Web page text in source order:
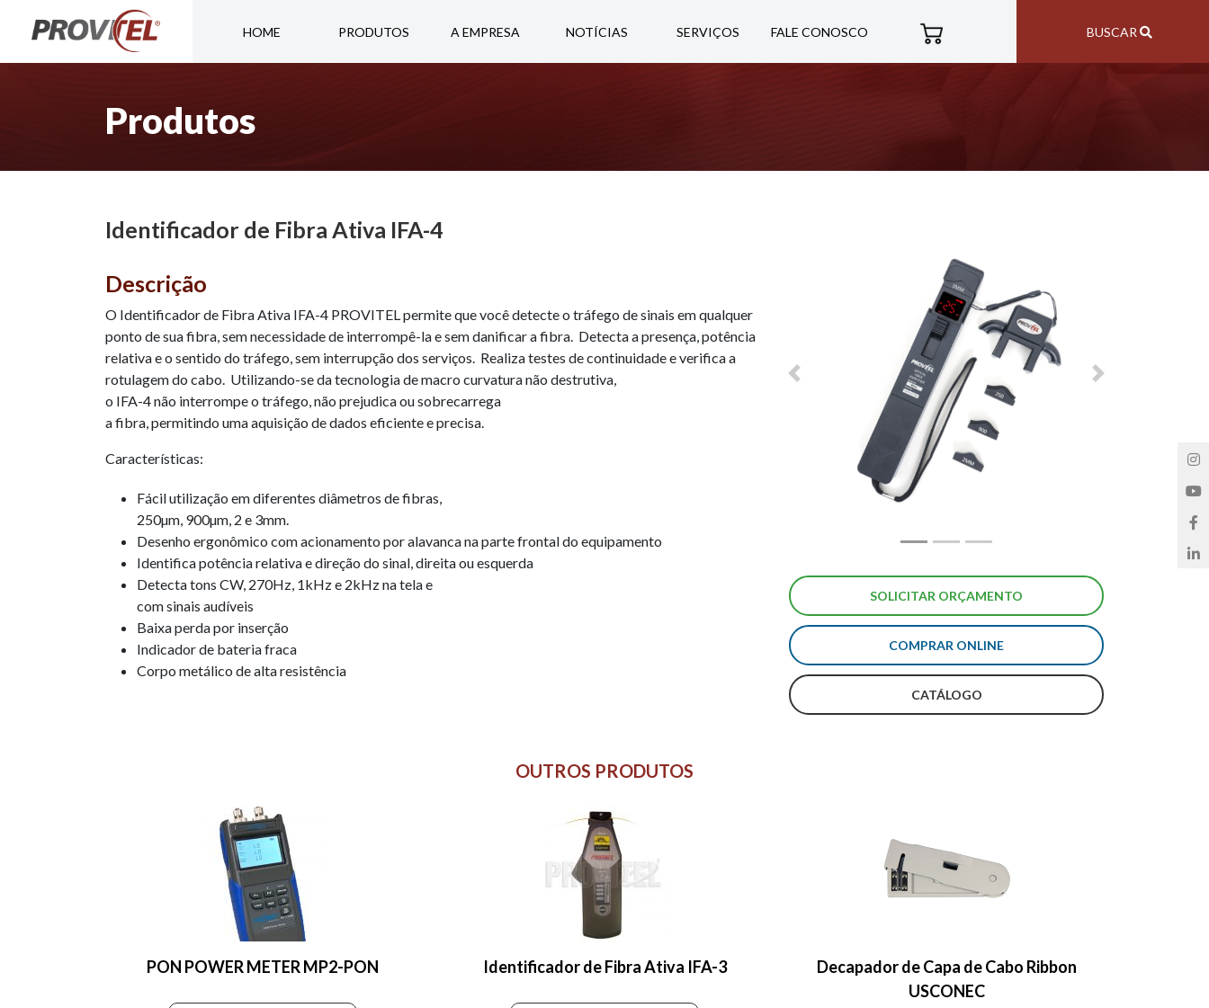
HOME PRODUTOS A EMPRESA NOTÍCIAS SERVIÇOS FALE CONOSCO BUSCAR
Produtos
Identificador de Fibra Ativa IFA-4
Descrição
O Identificador de Fibra Ativa IFA-4 PROVITEL permite que você detecte o tráfego de sinais em qualquer
ponto de sua fibra, sem necessidade de interrompê-la e sem danificar a fibra. Detecta a presença, potência
relativa e o sentido do tráfego, sem interrupção dos serviços. Realiza testes de continuidade e verifica a
rotulagem do cabo. Utilizando-se da tecnologia de macro curvatura não destrutiva,
o IFA-4 não interrompe o tráfego, não prejudica ou sobrecarrega
a fibra, permitindo uma aquisição de dados eficiente e precisa.
Características:
Fácil utilização em diferentes diâmetros de fibras,
250µm, 900µm, 2 e 3mm.
Desenho ergonômico com acionamento por alavanca na parte frontal do equipamento
Identifica potência relativa e direção do sinal, direita ou esquerda
Detecta tons CW, 270Hz, 1kHz e 2kHz na tela e
com sinais audíveis
Baixa perda por inserção
Indicador de bateria fraca
Corpo metálico de alta resistência
Previous Next
COMPRAR ONLINE
CATÁLOGO
OUTROS PRODUTOS
PON POWER METER MP2-PON Identificador de Fibra Ativa IFA-3
Decapador de Capa de Cabo Ribbon
USCONEC